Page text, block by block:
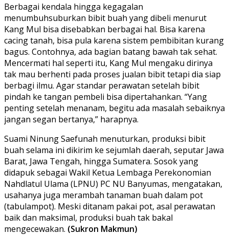
Berbagai kendala hingga kegagalan
menumbuhsuburkan bibit buah yang dibeli menurut
Kang Mul bisa disebabkan berbagai hal. Bisa karena
cacing tanah, bisa pula karena sistem pembibitan kurang
bagus. Contohnya, ada bagian batang bawah tak sehat.
Mencermati hal seperti itu, Kang Mul mengaku dirinya
tak mau berhenti pada proses jualan bibit tetapi dia siap
berbagi ilmu. Agar standar perawatan setelah bibit
pindah ke tangan pembeli bisa dipertahankan. “Yang
penting setelah menanam, begitu ada masalah sebaiknya
jangan segan bertanya,” harapnya.
Suami Ninung Saefunah menuturkan, produksi bibit
buah selama ini dikirim ke sejumlah daerah, seputar Jawa
Barat, Jawa Tengah, hingga Sumatera. Sosok yang
didapuk sebagai Wakil Ketua Lembaga Perekonomian
Nahdlatul Ulama (LPNU) PC NU Banyumas, mengatakan,
usahanya juga merambah tanaman buah dalam pot
(tabulampot). Meski ditanam pakai pot, asal perawatan
baik dan maksimal, produksi buah tak bakal
mengecewakan. (Sukron Makmun)